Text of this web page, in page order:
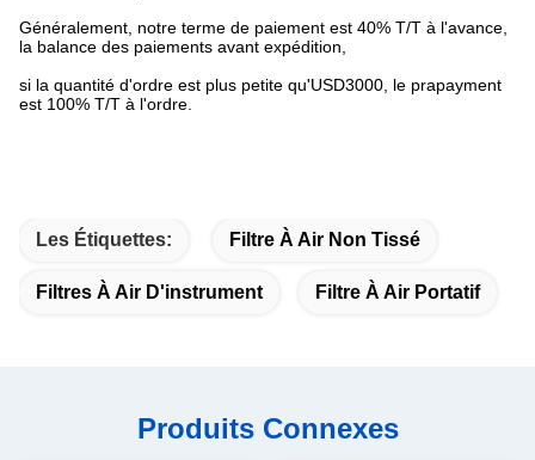
Généralement, notre terme de paiement est 40% T/T à l'avance,
la balance des paiements avant expédition,
si la quantité d'ordre est plus petite qu'USD3000, le prapayment
est 100% T/T à l'ordre.
Les Étiquettes: Filtre À Air Non Tissé
Filtres À Air D'instrument Filtre À Air Portatif
Produits Connexes